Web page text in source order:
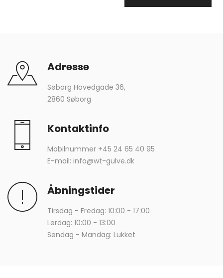
Adresse
Søborg Hovedgade 36,
2860 Søborg
Kontaktinfo
Mobilnummer +45 24 65 40 95
E-mail: info@wt-gulve.dk
Åbningstider
Tirsdag - Fredag: 10:00 - 17:00
Lørdag: 10:00 - 13:00
Søndag - Mandag: Lukket